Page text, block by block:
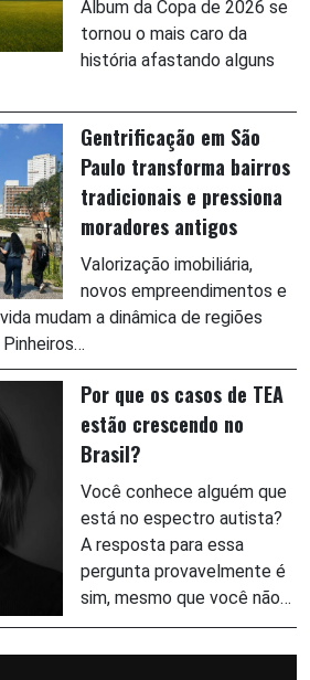
Álbum da Copa de 2026 se
tornou o mais caro da
história afastando alguns
Gentrificação em São
Paulo transforma bairros
tradicionais e pressiona
moradores antigos
Valorização imobiliária,
novos empreendimentos e
mudam a dinâmica de regiões
Por que os casos de TEA
estão crescendo no
Brasil?
Você conhece alguém que
está no espectro autista?
A resposta para essa
pergunta provavelmente é
sim, mesmo que você não…